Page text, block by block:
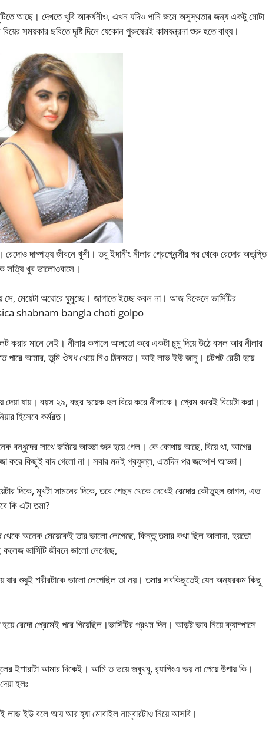
আছে। দেখতে খুবি আকর্ষনীও, এখন যদিও পানি জমে অসুস্থতার জন্য একটু মোটা
সময়কার ছবিতে দৃষ্টি দিলে যেকোন পুরুষেরই কামযন্ত্রনা শুরু হতে বাধ্য।
রেদোও দাম্পত্য জীবনে খুশী। তবু ইদানীং নীলার প্রেগ্নেন্সীর পর থেকে রেদোর অতৃপ্তি
সত্যি খুব ভালোওবাসে।
মেয়েটা অঘোরে ঘুমুচ্ছে। জাগাতে ইচ্ছে করল না। আজ বিকেলে ভার্সিটির
jessica shabnam bangla choti golpo
করার মানে নেই। নীলার কপালে আলতো করে একটা চুমু দিয়ে উঠে বসল আর নীলার
পারে আমার, তুমি ঔষধ খেয়ে নিও ঠিকমত। আই লাভ ইউ জানু। চটপট রেডী হয়ে
দেয়া যায়। বয়স ২৯, বছর দুয়েক হল বিয়ে করে নীলাকে। প্রেম করেই বিয়েটা করা।
হিসেবে কর্মরত।
বন্ধুদের সাথে জমিয়ে আড্ডা শুরু হয়ে গেল। কে কোথায় আছে, বিয়ে থা, আগের
করে কিছুই বাদ গেলো না। সবার মনই প্রফুল্ল, এতদিন পর জম্পেশ আড্ডা।
দিকে, মুখটা সামনের দিকে, তবে পেছন থেকে দেখেই রেদোর কৌতুহল জাগল, এত
কি এটা তমা?
অনেক মেয়েকেই তার ভালো লেগেছে, কিন্তু তমার কথা ছিল আলাদা, হয়তো
ভার্সিটি জীবনে ভালো লেগেছে,
যার শুধুই শরীরটাকে ভালো লেগেছিল তা নয়। তমার সবকিছুতেই যেন অন্যরকম কিছু
রেদো প্রেমেই পরে গিয়েছিল।ভার্সিটির প্রথম দিন। আড়ষ্ট ভাব নিয়ে ক্যাম্পাসে
ইশারাটা আমার দিকেই। আমি ত ভয়ে জবুথবু, র‍্যাগিংএ ভয় না পেয়ে উপায় কি।
হলঃ
লাভ ইউ বলে আয় আর হ্যা মোবাইল নাম্বারটাও নিয়ে আসবি।